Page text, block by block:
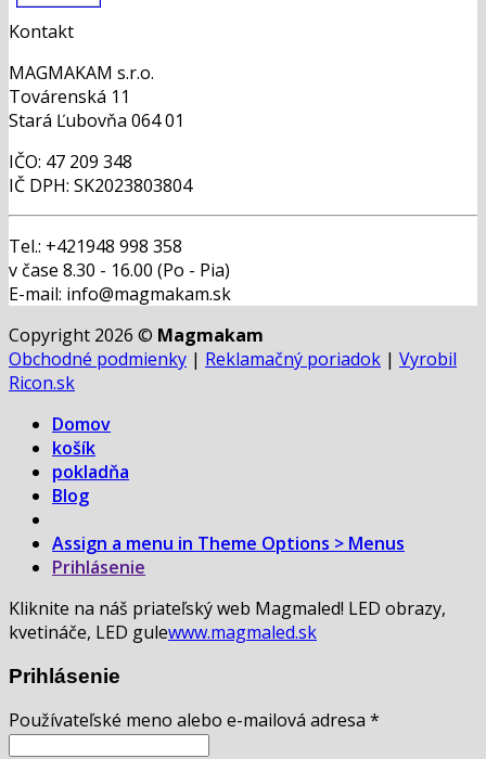
Kontakt
MAGMAKAM s.r.o.
Továrenská 11
Stará Ľubovňa 064 01
IČO: 47 209 348
IČ DPH: SK2023803804
Tel.: +421948 998 358
v čase 8.30 - 16.00 (Po - Pia)
E-mail: info@magmakam.sk
Copyright 2026 © Magmakam
Obchodné podmienky | Reklamačný poriadok | Vyrobil
Ricon.sk
Domov
košík
pokladňa
Blog
Assign a menu in Theme Options > Menus
Prihlásenie
Kliknite na náš priateľský web Magmaled! LED obrazy,
kvetináče, LED gulewww.magmaled.sk
Prihlásenie
Používateľské meno alebo e-mailová adresa *